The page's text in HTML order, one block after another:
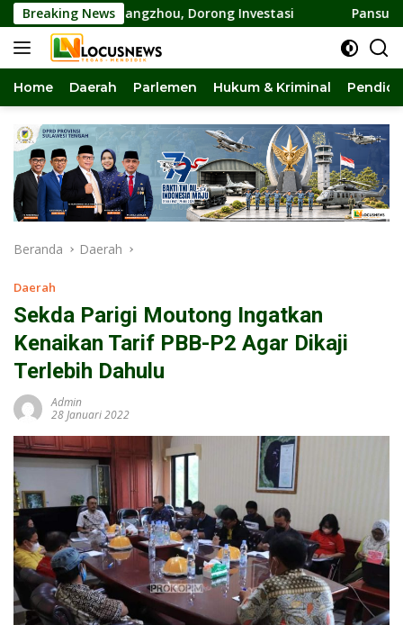
Langsung
ke
konten
Breaking News
Guangzhou, Dorong Investasi Pansus DPRD
Home Daerah Parlemen Hukum & Kriminal
Beranda Daerah
Daerah
Sekda Parigi Moutong Ingatkan
Kenaikan Tarif PBB-P2 Agar Dikaji
Terlebih Dahulu
Admin
28 Januari 2022